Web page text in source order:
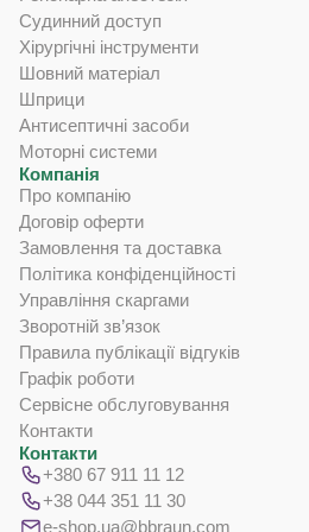
Судинний доступ
Хірургічні інструменти
Шовний матеріал
Шприци
Антисептичні засоби
Моторні системи
Компанія
Про компанію
Договір оферти
Замовлення та доставка
Політика конфіденційності
Управління скаргами
Зворотній зв’язок
Правила публікації відгуків
Графік роботи
Сервісне обслуговування
Контакти
Контакти
+380 67 911 11 12
+38 044 351 11 30
e-shop.ua@bbraun.com